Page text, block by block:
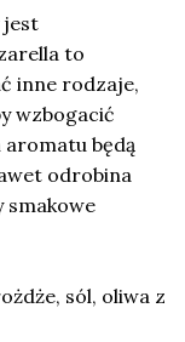
jest
to
inne rodzaje,
wzbogacić
aromatu będą
odrobina
smakowe
sól, oliwa z